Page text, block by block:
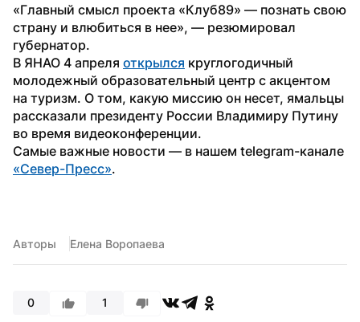
«Главный смысл проекта «Клуб89» — познать свою
страну и влюбиться в нее», — резюмировал
губернатор.
В ЯНАО 4 апреля открылся круглогодичный
молодежный образовательный центр с акцентом
на туризм. О том, какую миссию он несет, ямальцы
рассказали президенту России Владимиру Путину
во время видеоконференции.
«Север-Пресс».
Авторы Елена Воропаева
0 1